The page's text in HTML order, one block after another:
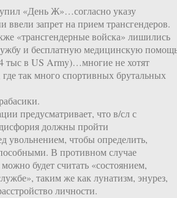
«День Ж»…согласно указу
ввели запрет на прием трансгендеров.
«трансгендерные войска» лишились
и бесплатную медицинскую
тыс в US Army)…многие не хотят
так много спортивных брутальных
предусматривает, что в/сл с
должны пройти
увольнением, чтобы определить,
В противном случае
будет считать «состоянием,
таким же как лунатизм, энурез,
личности.